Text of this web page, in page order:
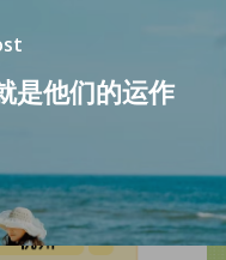
是他们的运作